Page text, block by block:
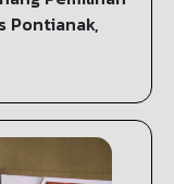
Pontianak,